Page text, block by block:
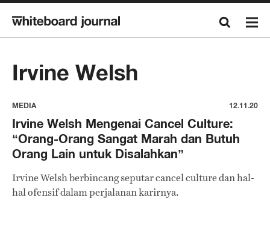
Irvine Welsh
MEDIA 12.11.20
Irvine Welsh Mengenai Cancel Culture:
“Orang-Orang Sangat Marah dan Butuh
Orang Lain untuk Disalahkan”
Irvine Welsh berbincang seputar cancel culture dan hal-
hal ofensif dalam perjalanan karirnya.